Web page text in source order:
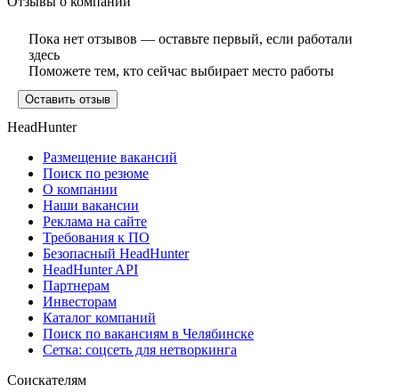
Пока нет отзывов — оставьте первый, если работали
здесь
Поможете тем, кто сейчас выбирает место работы
Оставить отзыв
HeadHunter
Размещение вакансий
Поиск по резюме
О компании
Наши вакансии
Реклама на сайте
Требования к ПО
Безопасный HeadHunter
HeadHunter API
Партнерам
Инвесторам
Каталог компаний
Поиск по вакансиям в Челябинске
Сетка: соцсеть для нетворкинга
Соискателям